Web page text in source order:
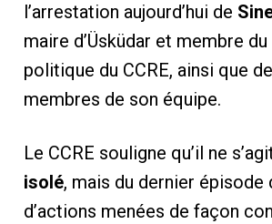
l’arrestation aujourd’hui de
maire d’Üsküdar et membre
politique du CCRE, ainsi que
membres de son équipe.
Le CCRE souligne qu’il ne
isolé, mais du dernier épisode
d’actions menées de façon